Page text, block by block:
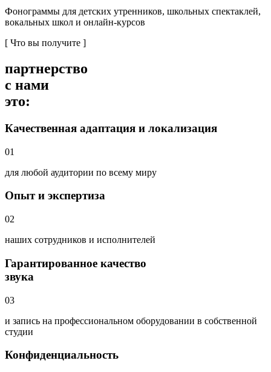
Фонограммы для детских утренников, школьных спектаклей,
вокальных школ и онлайн-курсов
[ Что вы получите ]
партнерство
с нами
это:
Качественная адаптация и локализация
01
для любой аудитории по всему миру
Опыт и экспертиза
02
наших сотрудников и исполнителей
Гарантированное качество
звука
03
и запись на профессиональном оборудовании в собственной
студии
Конфиденциальность